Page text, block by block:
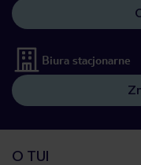
Biura stacjonarne
O TUI